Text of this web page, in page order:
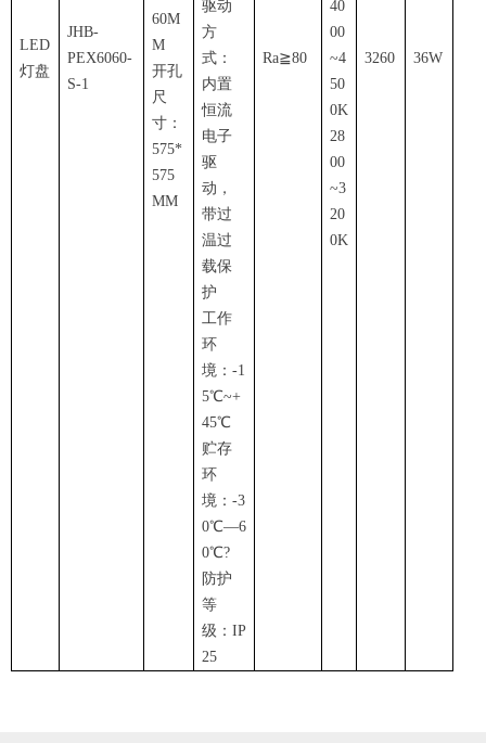
LED
灯盘
JHB-
PEX6060-
S-1
60M
M
开孔
尺
寸：
575*
575
MM
驱动
方
式：
内置
恒流
电子
驱
动，
带过
温过
载保
护
工作
环
境：-1
5℃~+
45℃
贮存
环
境：-3
0℃—6
0℃?
防护
等
级：IP
25
Ra≧80
40
00
~4
50
0K
28
00
~3
20
0K
3260 36W